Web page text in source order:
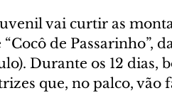
vai curtir as
de Passarinho”,
Durante os 12 dias,
que, no palco, vão